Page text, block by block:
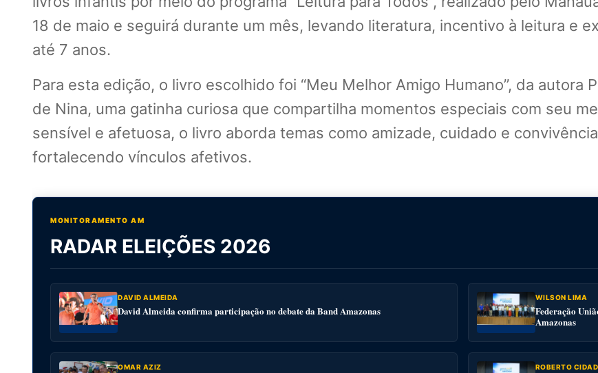
18 de maio e seguirá durante um mês, levando literatura, incentivo à leitura e
até 7 anos.
Para esta edição, o livro escolhido foi “Meu Melhor Amigo Humano”, da autora
de Nina, uma gatinha curiosa que compartilha momentos especiais com seu
sensível e afetuosa, o livro aborda temas como amizade, cuidado e
fortalecendo vínculos afetivos.
MONITORAMENTO AM
RADAR ELEIÇÕES 2026
DAVID ALMEIDA
David Almeida confirma participação no debate da Band Amazonas
WILSON LIMA
Federação
Amazonas
OMAR AZIZ ROBERTO